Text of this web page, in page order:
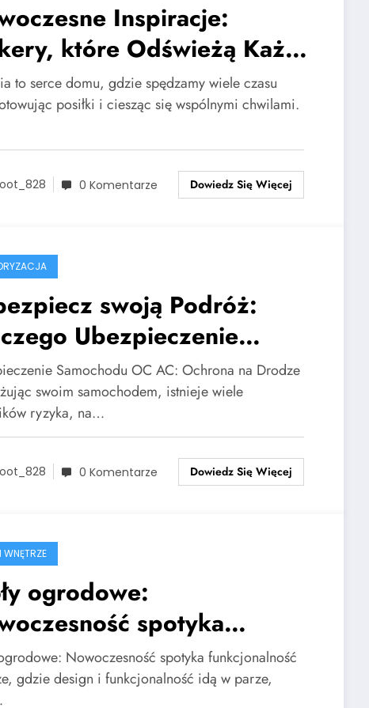
Inspiracje:
które Odświeżą Każdą
to serce domu, gdzie spędzamy wiele czasu
posiłki i ciesząc się wspólnymi chwilami.
0 Komentarze Dowiedz Się Więcej
swoją Podróż:
Ubezpieczenie
OC AC Jest
Samochodu OC AC: Ochrona na Drodze
swoim samochodem, istnieje wiele
ryzyka, na…
0 Komentarze Dowiedz Się Więcej
WNĘTRZE
ogrodowe:
spotyka
Nowoczesność spotyka funkcjonalność
gdzie design i funkcjonalność idą w parze,